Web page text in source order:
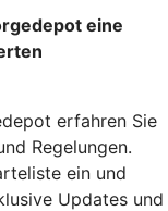
eine
erfahren Sie
Regelungen.
ein und
Updates und